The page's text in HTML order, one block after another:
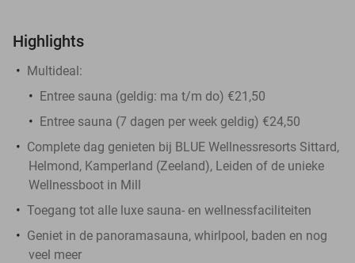
Highlights
Multideal:
Entree sauna (geldig: ma t/m do) €21,50
Entree sauna (7 dagen per week geldig) €24,50
Complete dag genieten bij BLUE Wellnessresorts Sittard,
Helmond, Kamperland (Zeeland), Leiden of de unieke
Wellnessboot in Mill
Toegang tot alle luxe sauna- en wellnessfaciliteiten
Geniet in de panoramasauna, whirlpool, baden en nog
veel meer